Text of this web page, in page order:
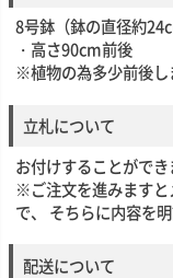
8号鉢（鉢の直径約
・高さ90cm前後
※植物の為多少前後し
立札について
お付けすることがで
※ご注文を進みますと
で、 そちらに内容を
配送について